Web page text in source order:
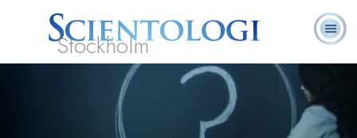
Stockholm
Vad är
Scientologi?
Frivilligpastorer
Ofta ställda
frågor